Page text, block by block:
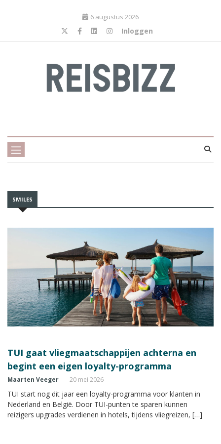
6 augustus 2026
Inloggen
SMILES
TUI gaat vliegmaatschappijen achterna en
begint een eigen loyalty-programma
Maarten Veeger 20 mei 2026
TUI start nog dit jaar een loyalty-programma voor klanten in
Nederland en België. Door TUI-punten te sparen kunnen
reizigers upgrades verdienen in hotels, tijdens vliegreizen, […]